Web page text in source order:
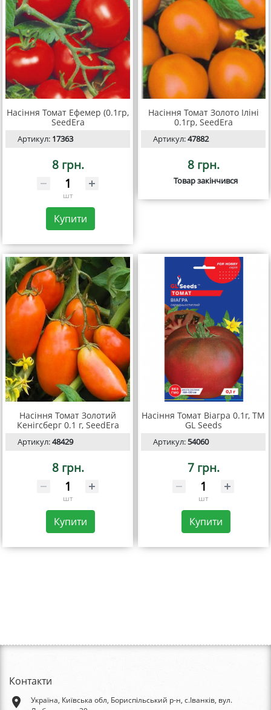
Насіння Томат Ефемер (0.1гр,
SeedEra
Артикул: 17363
8 грн.
шт
Купити
Насіння Томат Золото Іліні
0.1гр, SeedEra
Артикул:47882
8 грн.
Товар закінчився
Насіння Томат Золотий
Кенігсберг 0.1 г, SeedEra
Артикул:48429
8 грн.
шт
Купити
Насіння Томат Віагра 0.1г, TM
GL Seeds
Артикул:54060
7 грн.
шт
Купити
Контакти
place
Україна, Київська обл, Бориспільський р-н, с.Іванків, вул.